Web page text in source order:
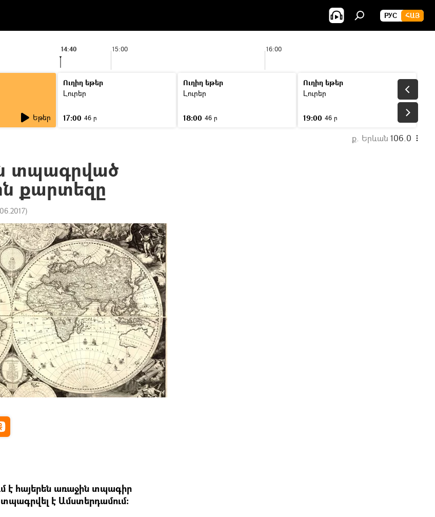
РУС ՀԱՅ
15:00 16:00
14:40
Եթեր
Ուղիղ եթեր
Լուրեր
17:00 46 ր
Ուղիղ եթեր
Լուրեր
18:00 46 ր
Ուղիղ եթեր
Լուրեր
19:00 46 ր
ք. Երևան 106.0
տպագրված
քարտեզը
)
է հայերեն առաջին տպագիր
է Ամստերդամում: